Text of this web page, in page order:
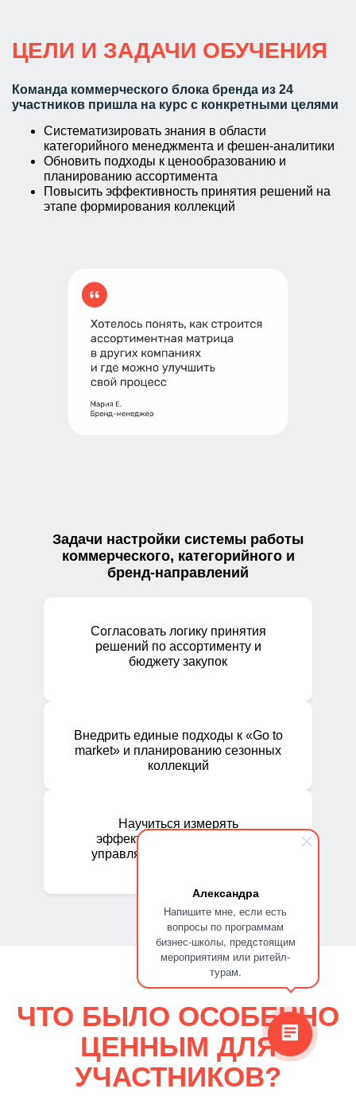
Александра
Напишите мне, если есть
вопросы по программам
бизнес-школы, предстоящим
мероприятиям или ритейл-
турам.
ЦЕЛИ И ЗАДАЧИ ОБУЧЕНИЯ
Команда коммерческого блока бренда из 24
участников пришла на курс с конкретными целями
Систематизировать знания в области
категорийного менеджмента и фешен-аналитики
Обновить подходы к ценообразованию и
планированию ассортимента
Повысить эффективность принятия решений на
этапе формирования коллекций
Задачи настройки системы работы
коммерческого, категорийного и
бренд-направлений
Согласовать логику принятия
решений по ассортименту и
бюджету закупок
Внедрить единые подходы к «Go to
market» и планированию сезонных
коллекций
Научиться измерять
эффективность категорий и
управлять маржинальностью
ЧТО БЫЛО ОСОБЕННО
ЦЕННЫМ ДЛЯ
УЧАСТНИКОВ?